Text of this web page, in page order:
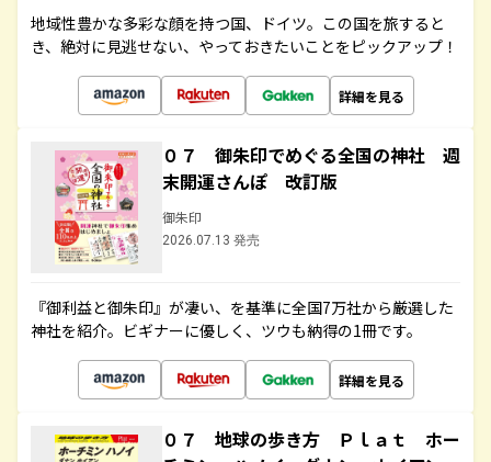
地域性豊かな多彩な顔を持つ国、ドイツ。この国を旅すると
き、絶対に見逃せない、やっておきたいことをピックアップ！
詳細を見る
０７ 御朱印でめぐる全国の神社 週
末開運さんぽ 改訂版
御朱印
2026.07.13 発売
『御利益と御朱印』が凄い、を基準に全国7万社から厳選した
神社を紹介。ビギナーに優しく、ツウも納得の1冊です。
詳細を見る
０７ 地球の歩き方 Ｐｌａｔ ホー